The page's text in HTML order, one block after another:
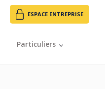
ESPACE ENTREPRISE
Particuliers